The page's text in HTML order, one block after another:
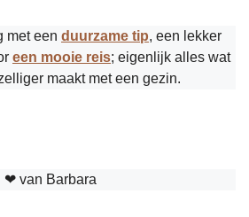
met een duurzame tip, een lekker
een mooie reis; eigenlijk alles wat
maakt met een gezin.
❤︎ van Barbara